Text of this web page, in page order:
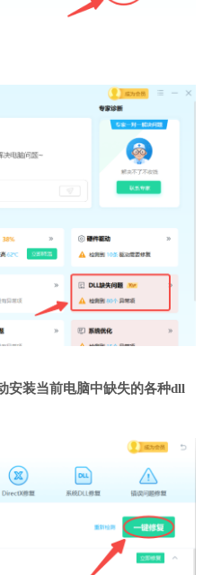
安装当前电脑中缺失的各种dll